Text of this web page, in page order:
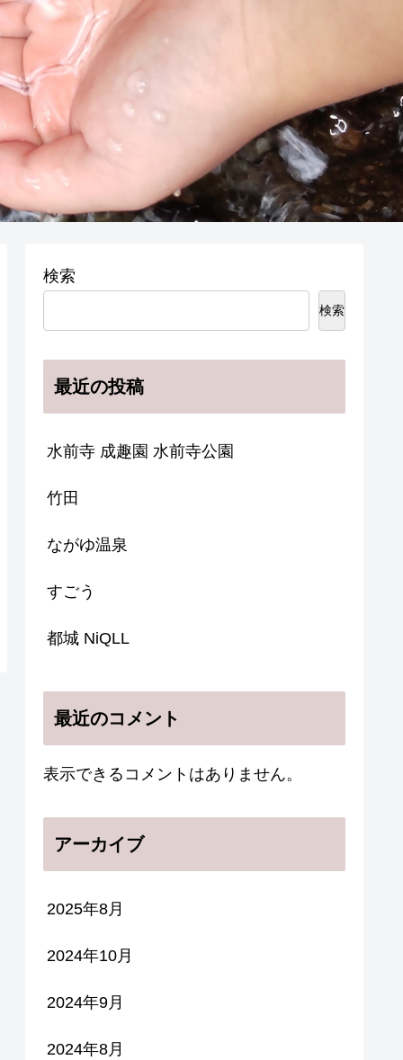
検索
検索
最近の投稿
水前寺 成趣園 水前寺公園
竹田
ながゆ温泉
すごう
都城 NiQLL
最近のコメント
表示できるコメントはありません。
アーカイブ
2025年8月
2024年10月
2024年9月
2024年8月